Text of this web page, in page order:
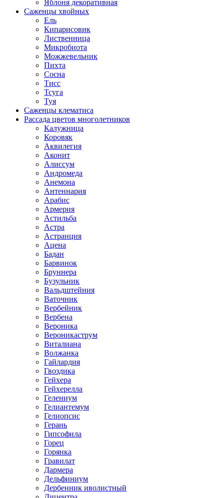
Яблоня декоративная
Саженцы хвойных
Ель
Кипарисовик
Лиственница
Микробиота
Можжевельник
Пихта
Сосна
Тисс
Тсуга
Туя
Саженцы клематиса
Рассада цветов многолетников
Калужница
Коровяк
Аквилегия
Аконит
Алиссум
Андромеда
Анемона
Антеннария
Арабис
Армерия
Астильба
Астра
Астранция
Ацена
Бадан
Барвинок
Бруннера
Бузульник
Вальдштейния
Ваточник
Вербейник
Вербена
Вероника
Вероникаструм
Виталиана
Волжанка
Гайлардия
Гвоздика
Гейхера
Гейхерелла
Гелениум
Гелиантемум
Гелиопсис
Герань
Гипсофила
Горец
Горянка
Гравилат
Дармера
Дельфиниум
Дербенник иволистный